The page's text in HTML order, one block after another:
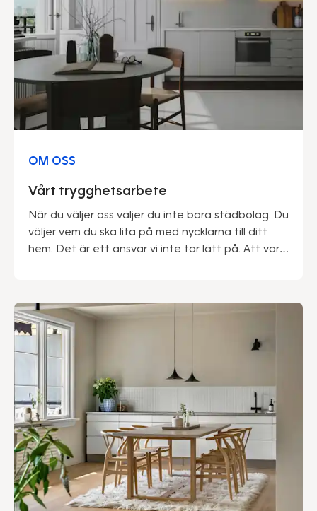
OM OSS
Vårt trygghetsarbete
När du väljer oss väljer du inte bara städbolag. Du
väljer vem du ska lita på med nycklarna till ditt
hem. Det är ett ansvar vi inte tar lätt på. Att vara
stolthet säga att vårt gedigna säkerhetsarbete
genomsyrar hela vår verksamhet.